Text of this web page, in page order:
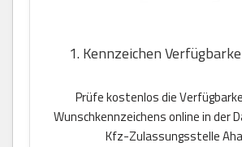
1. Kennzeichen
Prüfe kostenlos die
Wunschkennzeichens online in der
Kfz-Zulassungsstelle